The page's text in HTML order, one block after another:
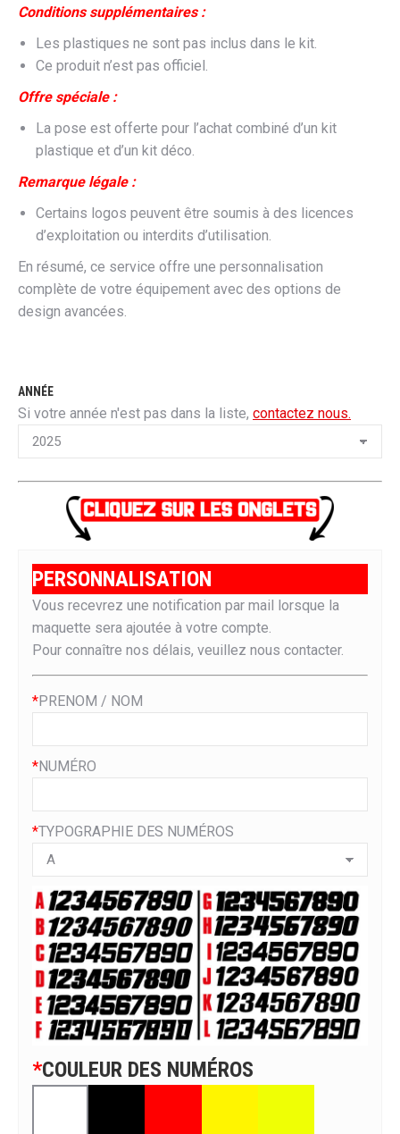
Conditions supplémentaires :
Les plastiques ne sont pas inclus dans le kit.
Ce produit n’est pas officiel.
Offre spéciale :
La pose est offerte pour l’achat combiné d’un kit
plastique et d’un kit déco.
Remarque légale :
Certains logos peuvent être soumis à des licences
d’exploitation ou interdits d’utilisation.
En résumé, ce service offre une personnalisation
complète de votre équipement avec des options de
design avancées.
ANNÉE
Si votre année n'est pas dans la liste, contactez nous.
PERSONNALISATION
Vous recevrez une notification par mail lorsque la
maquette sera ajoutée à votre compte.
Pour connaître nos délais, veuillez nous contacter.
*PRENOM / NOM
*NUMÉRO
*TYPOGRAPHIE DES NUMÉROS
*COULEUR DES NUMÉROS